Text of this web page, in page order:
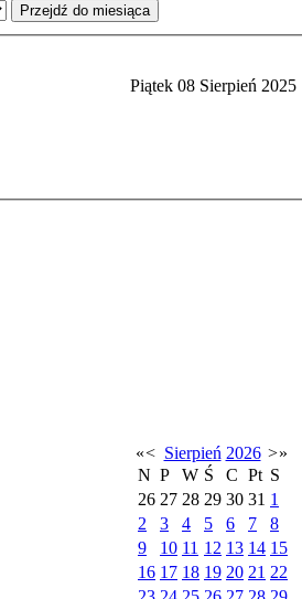
Przejdź do miesiąca
Piątek 08 Sierpień 2025
«< Sierpień 2026 >»
N P W Ś C Pt S
26 27 28 29 30 31 1
2
3 4 5 6 7
8
9
10 11 12 13 14 15
16 17 18 19 20 21 22